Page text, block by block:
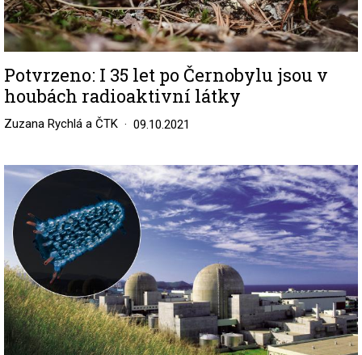
Potvrzeno: I 35 let po Černobylu jsou v
houbách radioaktivní látky
Zuzana Rychlá a ČTK 09.10.2021
Image